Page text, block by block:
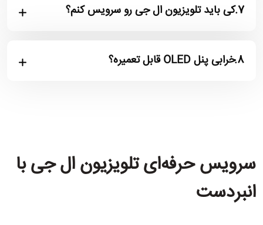
7.کی باید تلویزیون ال جی رو سرویس کنم؟
8.خرابی پنل OLED قابل تعمیره؟
سرویس حرفه‌ای تلویزیون ال جی با
انبردست